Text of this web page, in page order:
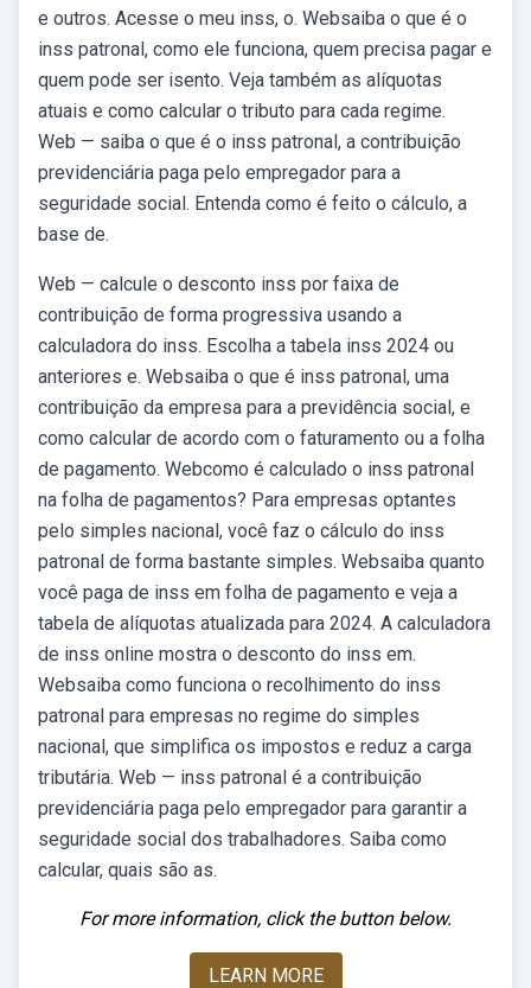
e outros. Acesse o meu inss, o. Websaiba o que é o
inss patronal, como ele funciona, quem precisa pagar e
quem pode ser isento. Veja também as alíquotas
atuais e como calcular o tributo para cada regime.
Web — saiba o que é o inss patronal, a contribuição
previdenciária paga pelo empregador para a
seguridade social. Entenda como é feito o cálculo, a
base de.
Web — calcule o desconto inss por faixa de
contribuição de forma progressiva usando a
calculadora do inss. Escolha a tabela inss 2024 ou
anteriores e. Websaiba o que é inss patronal, uma
contribuição da empresa para a previdência social, e
como calcular de acordo com o faturamento ou a folha
de pagamento. Webcomo é calculado o inss patronal
na folha de pagamentos? Para empresas optantes
pelo simples nacional, você faz o cálculo do inss
patronal de forma bastante simples. Websaiba quanto
você paga de inss em folha de pagamento e veja a
tabela de alíquotas atualizada para 2024. A calculadora
de inss online mostra o desconto do inss em.
Websaiba como funciona o recolhimento do inss
patronal para empresas no regime do simples
nacional, que simplifica os impostos e reduz a carga
tributária. Web — inss patronal é a contribuição
previdenciária paga pelo empregador para garantir a
seguridade social dos trabalhadores. Saiba como
calcular, quais são as.
For more information, click the button below.
LEARN MORE